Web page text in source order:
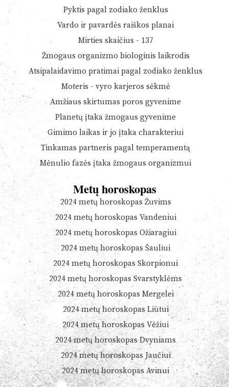
Pyktis pagal zodiako ženklus
Vardo ir pavardės raiškos planai
Mirties skaičius - 137
Žmogaus organizmo biologinis laikrodis
Atsipalaidavimo pratimai pagal zodiako ženklus
Moteris - vyro karjeros sėkmė
Amžiaus skirtumas poros gyvenime
Planetų įtaka žmogaus gyvenime
Gimimo laikas ir jo įtaka charakteriui
Tinkamas partneris pagal temperamentą
Mėnulio fazės įtaka žmogaus organizmui
Metų horoskopas
2024 metų horoskopas Žuvims
2024 metų horoskopas Vandeniui
2024 metų horoskopas Ožiaragiui
2024 metų horoskopas Šauliui
2024 metų horoskopas Skorpionui
2024 metų horoskopas Svarstyklėms
2024 metų horoskopas Mergelei
2024 metų horoskopas Liūtui
2024 metų horoskopas Vėžiui
2024 metų horoskopas Dvyniams
2024 metų horoskopas Jaučiui
2024 metų horoskopas Avinui